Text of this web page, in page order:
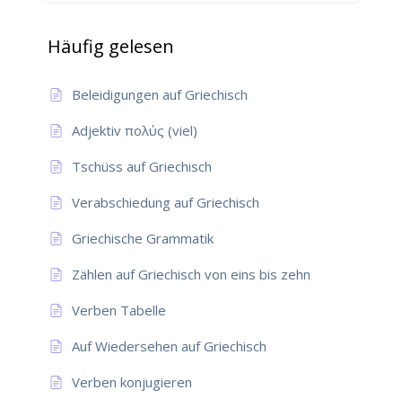
Häufig gelesen
Beleidigungen auf Griechisch
Adjektiv πολύς (viel)
Tschüss auf Griechisch
Verabschiedung auf Griechisch
Griechische Grammatik
Zählen auf Griechisch von eins bis zehn
Verben Tabelle
Auf Wiedersehen auf Griechisch
Verben konjugieren